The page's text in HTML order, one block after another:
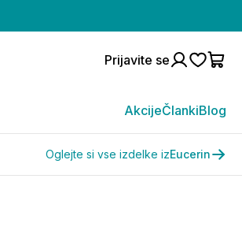
Prijavite se
AkcijeČlankiBlog
Oglejte si vse izdelke izEucerin